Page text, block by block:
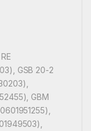
GSB 20-2
GBM